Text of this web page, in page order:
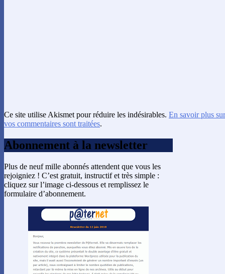
Ce site utilise Akismet pour réduire les indésirables. En savoir plus
vos commentaires sont traitées.
Abonnement à la newsletter
Plus de neuf mille abonnés attendent que vous les
rejoigniez ! C’est gratuit, instructif et très simple :
cliquez sur l’image ci-dessous et remplissez le
formulaire d’abonnement.